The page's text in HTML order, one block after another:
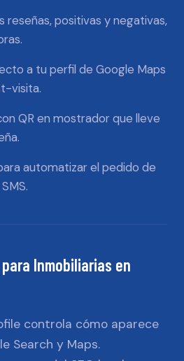
reseñas, positivas y negativas,
a tu perfil de Google Maps
visita.
QR en mostrador que lleve
automatizar el pedido de
para Inmobiliarias en
controla cómo aparece
Search y Maps.